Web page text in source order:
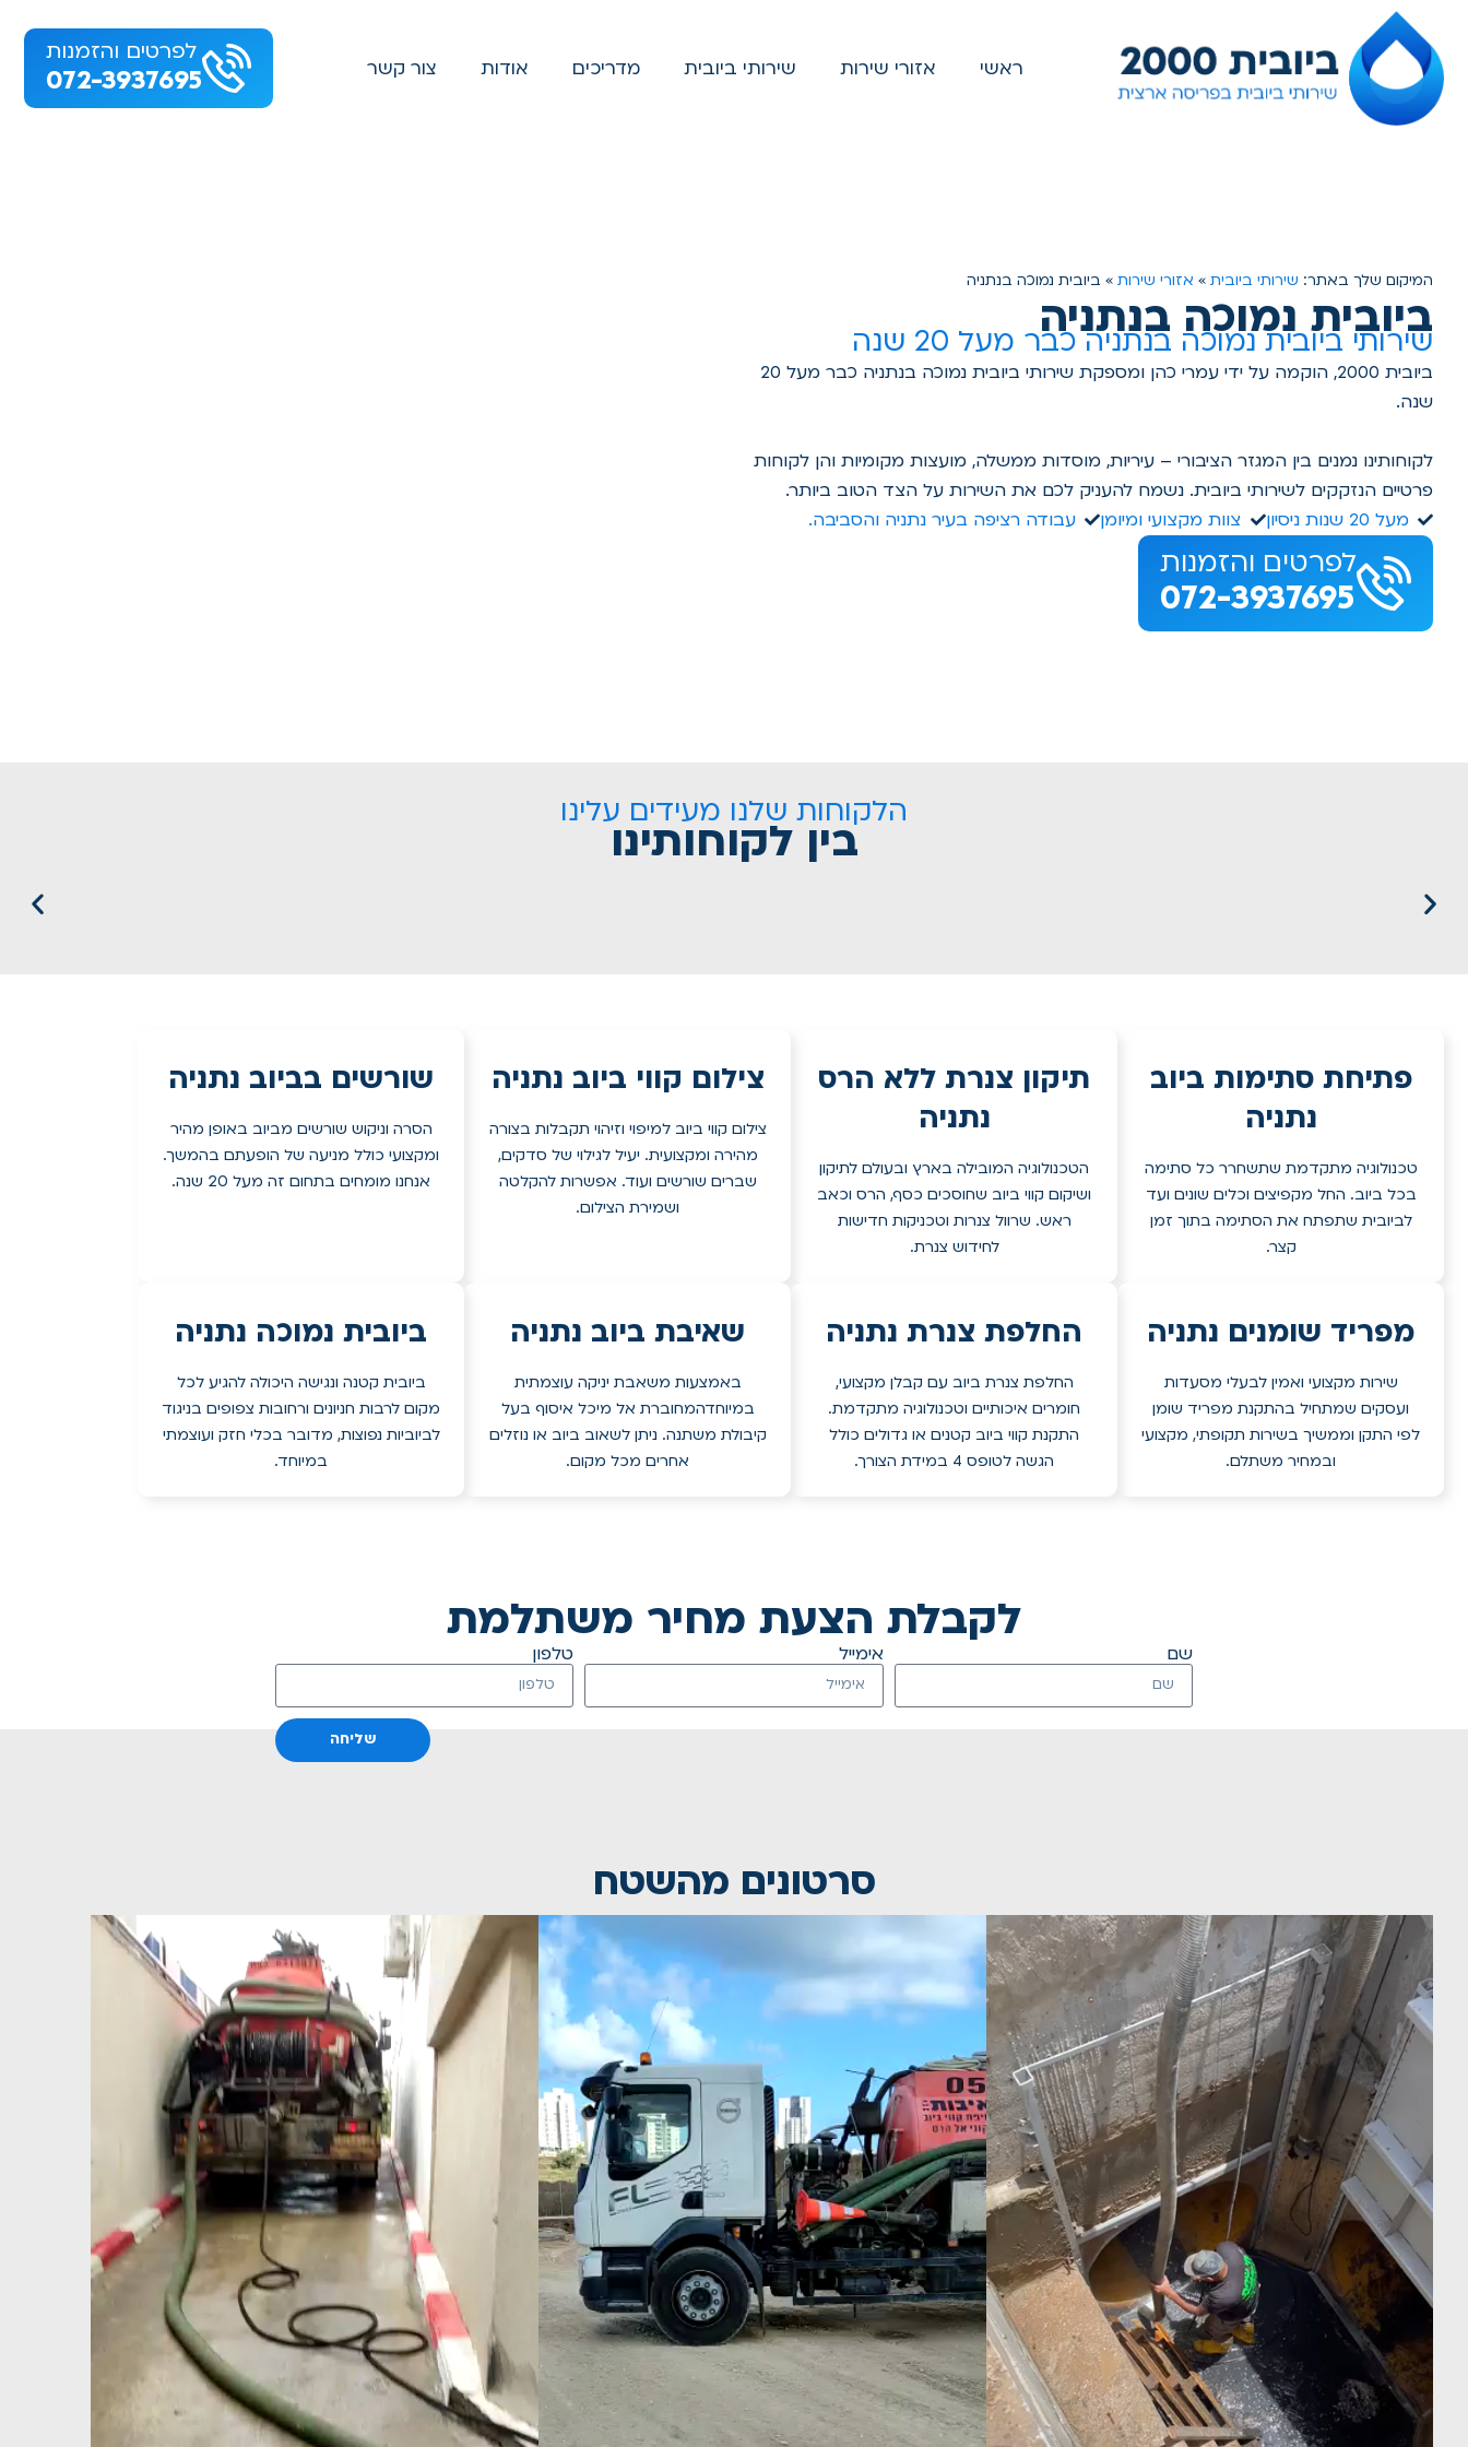
ראשי אזורי שירות שירותי ביובית מדריכים אודות צור קשר
לפרטים והזמנות
072-3937695
המיקום שלך באתר: שירותי ביובית » אזורי שירות » ביובית נמוכה בנתניה
ביובית נמוכה בנתניה
שירותי ביובית נמוכה בנתניה כבר מעל 20 שנה
ביובית 2000, הוקמה על ידי עמרי כהן ומספקת שירותי ביובית נמוכה בנתניה כבר מעל 20
שנה.
לקוחותינו נמנים בין המגזר הציבורי – עיריות, מוסדות ממשלה, מועצות מקומיות והן לקוחות
פרטיים הנזקקים לשירותי ביובית. נשמח להעניק לכם את השירות על הצד הטוב ביותר.
מעל 20 שנות ניסיון
צוות מקצועי ומיומן עבודה רציפה בעיר נתניה והסביבה.
לפרטים והזמנות
072-3937695
הלקוחות שלנו מעידים עלינו
בין לקוחותינו
פתיחת סתימות ביוב
נתניה
טכנולוגיה מתקדמת שתשחרר כל סתימה
בכל ביוב. החל מקפיצים וכלים שונים ועד
לביובית שתפתח את הסתימה בתוך זמן
קצר.
תיקון צנרת ללא הרס
נתניה
הטכנולוגיה המובילה בארץ ובעולם לתיקון
ושיקום קווי ביוב שחוסכים כסף, הרס וכאב
ראש. שרוול צנרות וטכניקות חדישות
לחידוש צנרת.
צילום קווי ביוב נתניה
צילום קווי ביוב למיפוי וזיהוי תקבלות בצורה
מהירה ומקצועית. יעיל לגילוי של סדקים,
שברים שורשים ועוד. אפשרות להקלטה
ושמירת הצילום.
שורשים בביוב נתניה
הסרה וניקוש שורשים מביוב באופן מהיר
ומקצועי כולל מניעה של הופעתם בהמשך.
אנחנו מומחים בתחום זה מעל 20 שנה.
מפריד שומנים נתניה
שירות מקצועי ואמין לבעלי מסעדות
ועסקים שמתחיל בהתקנת מפריד שומן
לפי התקן וממשיך בשירות תקופתי, מקצועי
ובמחיר משתלם.
החלפת צנרת נתניה
החלפת צנרת ביוב עם קבלן מקצועי,
חומרים איכותיים וטכנולוגיה מתקדמת.
התקנת קווי ביוב קטנים או גדולים כולל
הגשה לטופס 4 במידת הצורך.
שאיבת ביוב נתניה
באמצעות משאבת יניקה עוצמתית
במיוחדהמחוברת אל מיכל איסוף בעל
קיבולת משתנה. ניתן לשאוב ביוב או נוזלים
אחרים מכל מקום.
ביובית נמוכה נתניה
ביובית קטנה ונגישה היכולה להגיע לכל
מקום לרבות חניונים ורחובות צפופים בניגוד
לביוביות נפוצות, מדובר בכלי חזק ועוצמתי
במיוחד.
לקבלת הצעת מחיר משתלמת
שם אימייל טלפון
שליחה
סרטונים מהשטח